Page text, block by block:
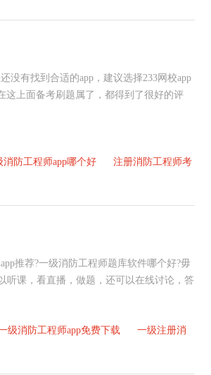
没有找到合适的app，建议选择233网校app
这上面备考刷题属了，都得到了很好的评
消防工程师app哪个好
注册消防工程师考
推荐?一级消防工程师题库软件哪个好?毋
听课，看直播，做题，还可以在线讨论，答
级消防工程师app免费下载
一级注册消